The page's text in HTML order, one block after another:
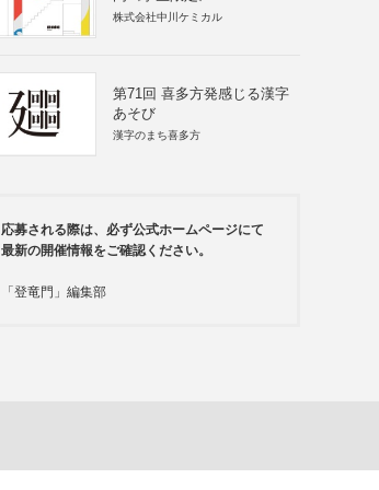
株式会社中川ケミカル
第71回 喜多方発感じる漢字
あそび
漢字のまち喜多方
応募される際は、必ず公式ホームページにて
最新の開催情報をご確認ください。
「登竜門」編集部